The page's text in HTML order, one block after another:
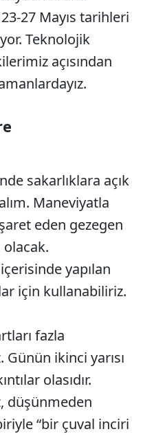
27 Mayıs tarihleri
Teknolojik
açısından
sakarlıklara açık
Maneviyatla
eden gezegen
olacak.
yapılan
için kullanabiliriz.
fazla
ikinci yarısı
olasıdır.
düşünmeden
“bir çuval inciri